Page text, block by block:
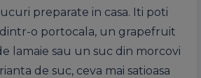
preparate in casa. Iti poti
o portocala, un grapefruit
lamaie sau un suc din morcovi
de suc, ceva mai satioasa